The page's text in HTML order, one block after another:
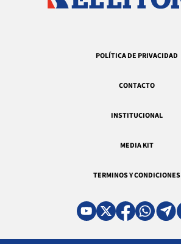
POLÍTICA DE PRIVACIDAD
CONTACTO
INSTITUCIONAL
MEDIA KIT
TERMINOS Y CONDICIONES